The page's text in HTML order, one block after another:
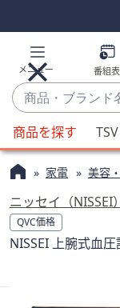
Links
Links2
メニュー 番組表
商
品・
ブ
ラ
ン
名
か
ら
候
補
が
利
用
可
能
商品を探す TSV
家電 美容
ニッセイ（NISSEI）
QVC価格
NISSEI 上腕式血圧